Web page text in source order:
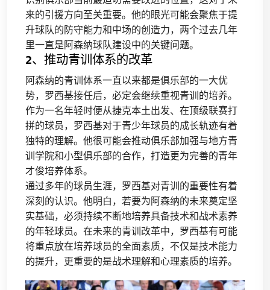
来的引援方向至关重要。他的眼光可能会聚焦于提
升球队的防守能力和中场的创造力，两个过去几年
里一直是阿森纳球队建设中的关键问题。
2、推动青训体系的改革
阿森纳的青训体系一直以来都是俱乐部的一大优
势，罗西基接任后，必定会继续重视青训的培养。
作为一名年轻时便从捷克本土出发、在顶级联赛打
拼的球员，罗西基对于青少年球员的成长轨迹有着
独特的理解。他很可能会推动俱乐部加强与地方青
训学院和小型俱乐部的合作，打造更为完善的青年
才俊培养体系。
通过多年的球员生涯，罗西基对青训的重要性有着
深刻的认识。他明白，若要为阿森纳的未来奠定坚
实基础，必须持续不断地培养具备技术和战术素养
的年轻球员。在未来的青训改革中，罗西基有可能
将重点放在培养球员的全面素质，不仅是技术能力
的提升，更重要的是战术理解和心理素质的培养。